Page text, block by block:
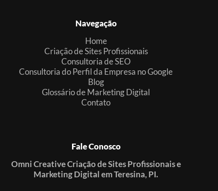
Navegação
Home
Criação de Sites Profissionais
Consultoria de SEO
Consultoria do Perfil da Empresa no Google
Blog
Glossário de Marketing Digital
Contato
Fale Conosco
Omni Creative Criação de Sites Profissionais e
Marketing Digital em Teresina, PI.